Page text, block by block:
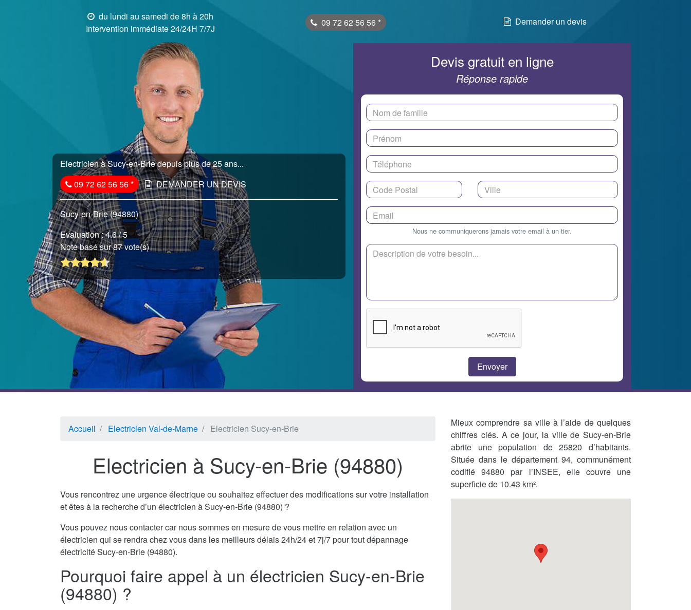
du lundi au samedi de 8h à 20h
Intervention immédiate 24/24H 7/7J
09 72 62 56 56 * Demander un devis
Electricien à Sucy-en-Brie depuis plus de 25 ans...
09 72 62 56 56* DEMANDER UN DEVIS
Sucy-en-Brie (94880)
Evaluation :4.6/ 5
Note basé sur 87 vote(s)
Devis gratuit en ligne
Réponse rapide
Nous ne communiquerons jamais votre email à un tier.
Accueil Electricien Val-de-Marne Electricien Sucy-en-Brie
Electricien à Sucy-en-Brie (94880)
Vous rencontrez une urgence électrique ou souhaitez effectuer des modifications sur votre installation
et êtes à la recherche d’un électricien à Sucy-en-Brie (94880) ?
Vous pouvez nous contacter car nous sommes en mesure de vous mettre en relation avec un
électricien qui se rendra chez vous dans les meilleurs délais 24h/24 et 7j/7 pour tout dépannage
électricité Sucy-en-Brie (94880).
Pourquoi faire appel à un électricien Sucy-en-Brie
(94880) ?
Mieux comprendre sa ville à l’aide de quelques
chiffres clés. A ce jour, la ville de Sucy-en-Brie
abrite une population de 25820 d’habitants.
Située dans le département 94, communément
codifié 94880 par l’INSEE, elle couvre une
superficie de 10.43 km².